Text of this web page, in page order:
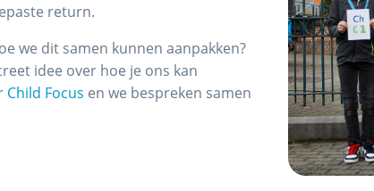
return.
we dit samen kunnen aanpakken?
idee over hoe je ons kan
Child Focus en we bespreken samen